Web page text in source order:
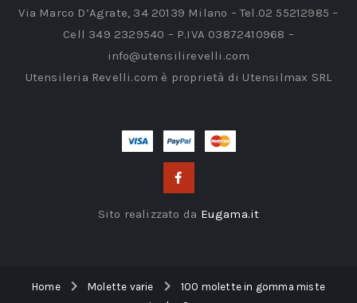
Via Marco D’Agrate, 34 20139 Milano – Tel.02 55212985 –
Cell 349 2329540 – P.IVA 03872410968 –
info@utensilirevelli.com
Utensileria Revelli.com è proprietà di Utensilmax SRL
Sito realizzato da Eugama.it
Home Molette varie
100 molette in gomma miste